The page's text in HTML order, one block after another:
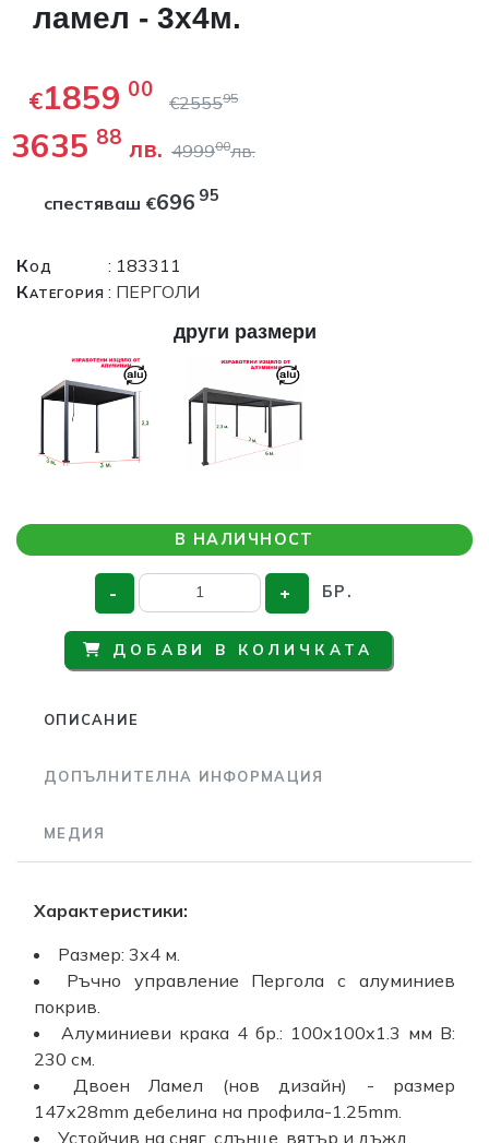
ламел - 3х4м.
€1859 00
€255595
3635 88 лв. 499900лв.
спестяваш €696 95
Код
: 183311
Категория : ПЕРГОЛИ
други размери
В НАЛИЧНОСТ
- + БР.
ДОБАВИ В КОЛИЧКАТА
ОПИСАНИЕ
ДОПЪЛНИТЕЛНА ИНФОРМАЦИЯ
МЕДИЯ
Характеристики:
Размер: 3x4 м.
Ръчно управление Пергола с алуминиев
покрив.
Алуминиеви крака 4 бр.: 100x100x1.3 мм В:
230 см.
Двоен Ламел (нов дизайн) - размер
147x28mm дебелина на профила-1.25mm.
Устойчив на сняг, слънце, вятър и дъжд.